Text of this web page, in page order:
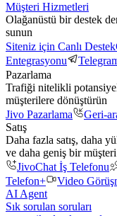
Müşteri Hizmetleri
Olağanüstü bir destek
sunun
Siteniz için Canlı Destek
Entegrasyonu
Pazarlama
Trafiği nitelikli
müşterilere dönüştürün
Jivo Pazarlama
Geri-
Satış
Daha fazla satış, daha
ve daha geniş bir
JivoChat İş Telefonu
Telefon+
Video
AI Agent
Sık sorulan soruları